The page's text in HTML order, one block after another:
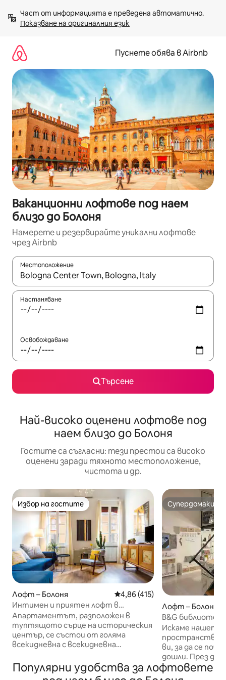
към
съдържанието
Показване на оригиналния език
Пуснете обява в Airbnb
Ваканционни лофтове под наем
близо до Болоня
Намерете и резервирайте уникални лофтове
чрез Airbnb
Местоположение
Когато резултатите се покажат, използвайте
Настаняване
Освобождаване
Търсене
Най-високо оценени лофтове под
наем близо до Болоня
Гостите са съгласни: тези престои са високо
оценени заради тяхното местоположение,
чистота и др.
Избор на гостите
Избор на гостите
Лофт – Болоня Средна оценка: 4,86 от 5,
4,86 (415)
Интимен и приятен лофт в
сърцето на историческия център
Апартаментът, разположен в
туптящото сърце на историческия
център, се състои от голяма
всекидневна с всекидневна
хубав и характерен кухненски бокс
(готварска печка, микровълнова
Супердомакин
Супердомакин
Лофт – Болоня
B&G
Искаме нашето
пространство
ви, за да се
дошли. През
посетите
насладите на
Популярни удобства за лофтовете